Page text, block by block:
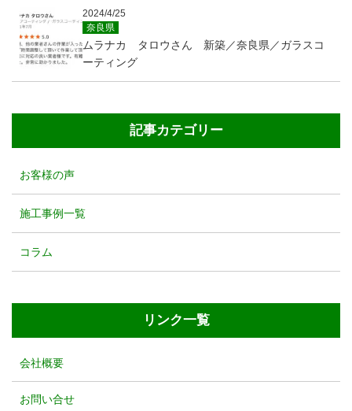
2024/4/25
奈良県
ムラナカ タロウさん 新築／奈良県／ガラスコ
ーティング
記事カテゴリー
お客様の声
施工事例一覧
コラム
リンク一覧
会社概要
お問い合せ